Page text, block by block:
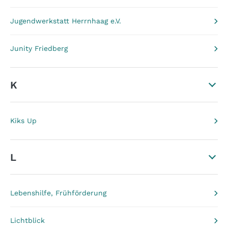
Jugendwerkstatt Herrnhaag e.V.
Junity Friedberg
K
Kiks Up
L
Lebenshilfe, Frühförderung
Lichtblick